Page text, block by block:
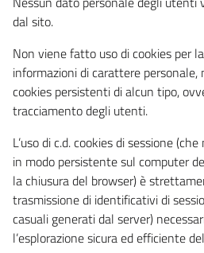
dal sito.
Non viene fatto uso di cookies per
informazioni di carattere
cookies persistenti di alcun tipo,
tracciamento degli utenti.
L’uso di c.d. cookies di sessione
in modo persistente sul computer
la chiusura del browser) è
trasmissione di identificativi di
casuali generati dal server)
l’esplorazione sicura ed efficiente